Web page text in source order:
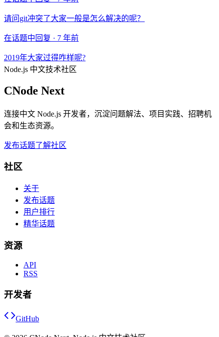
请问git冲突了大家一般是怎么解决的呢？
在话题中回复 · 7 年前
2019年大家过得咋样呢?
Node.js 中文技术社区
CNode Next
连接中文 Node.js 开发者，沉淀问题解法、项目实践、招聘机
会和生态资源。
发布话题了解社区
社区
关于
发布话题
用户排行
精华话题
资源
API
RSS
开发者
GitHub